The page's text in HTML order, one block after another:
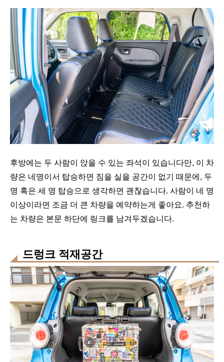
후방에는 두 사람이 앉을 수 있는 좌석이 있습니다만, 이 차
량은 네명이서 탑승하면 짐을 실을 공간이 없기 때문에, 두
명 혹은 세 명 탑승으로 생각하면 괜찮습니다. 사람이 네 명
이상이라면 조금 더 큰 차량을 예약하는게 좋아요. 추천하
는 차량은 본문 하단에 링크를 남겨두겠습니다.
드렁크 적재공간